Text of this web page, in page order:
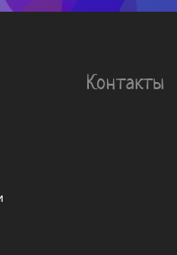
Контакты